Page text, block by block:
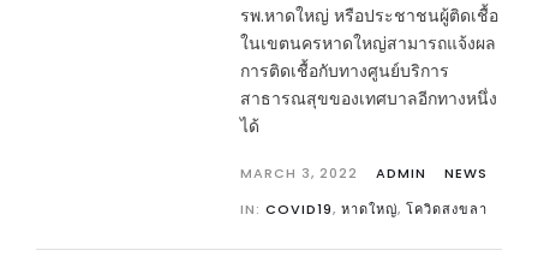
รพ.หาดใหญ่ หรือประชาชนผู้ติดเชื้อ
ในเขตนครหาดใหญ่สามารถแจ้งผล
การติดเชื้อกับทางศูนย์บริการ
สาธารณสุขของเทศบาลอีกทางหนึ่ง
ได้
MARCH 3, 2022 ADMIN
NEWS
IN: COVID19, หาดใหญ่, โควิดสงขลา